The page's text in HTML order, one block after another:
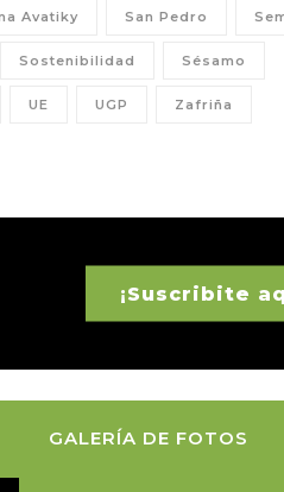
Avatiky San Pedro
Sostenibilidad Sésamo
UE UGP Zafriña
¡Suscribite
GALERÍA DE FOTOS